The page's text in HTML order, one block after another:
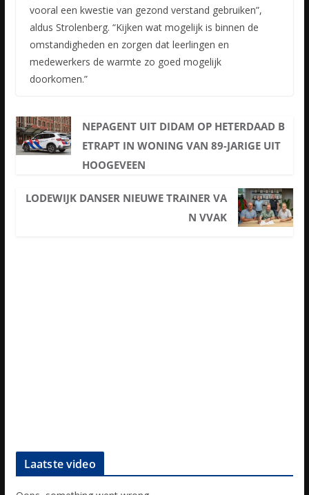
vooral een kwestie van gezond verstand gebruiken”,
aldus Strolenberg. “Kijken wat mogelijk is binnen de
omstandigheden en zorgen dat leerlingen en
medewerkers de warmte zo goed mogelijk
doorkomen.”
NEPAGENT UIT DIDAM OP HETERDAAD B
ETRAPT IN WONING VAN 89-JARIGE UIT
HOOGEVEEN
LODEWIJK DANSER NIEUWE TRAINER VA
N VVAK
Laatste video